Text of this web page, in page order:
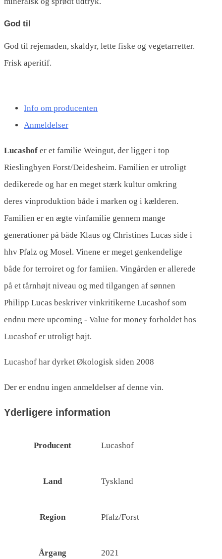
antal
God til
God til rejemaden, skaldyr, lette fiske og vegetarretter.
Frisk aperitif.
Info om producenten
Anmeldelser
Lucashof er et familie Weingut, der ligger i top
Rieslingbyen Forst/Deidesheim. Familien er utroligt
dedikerede og har en meget stærk kultur omkring
deres vinproduktion både i marken og i kælderen.
Familien er en ægte vinfamilie gennem mange
generationer på både Klaus og Christines Lucas side i
hhv Pfalz og Mosel. Vinene er meget genkendelige
både for terroiret og for famiien. Vingården er allerede
på et tårnhøjt niveau og med tilgangen af sønnen
Philipp Lucas beskriver vinkritikerne Lucashof som
endnu mere upcoming - Value for money forholdet hos
Lucashof er utroligt højt.
Lucashof har dyrket Økologisk siden 2008
Der er endnu ingen anmeldelser af denne vin.
Yderligere information
Producent Lucashof
Land Tyskland
Region Pfalz/Forst
Årgang 2021